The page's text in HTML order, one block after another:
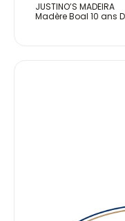
JUSTINO’S MADEIRA
Madère Boal 10 ans